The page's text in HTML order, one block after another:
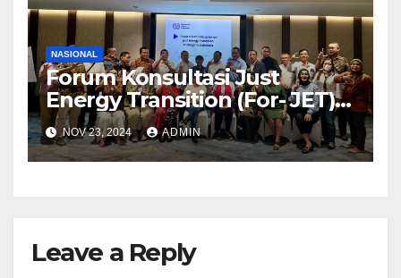
NASIONAL
Forum Konsultasi Just
Energy Transition (For- JET)
Konfederasi SP/SB terbentuk
NOV 23, 2024 ADMIN
Leave a Reply